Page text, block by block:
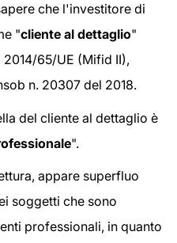
che l'investitore di
"cliente al dettaglio"
65/UE (Mifid II),
n. 20307 del 2018.
del cliente al dettaglio è
".
appare superfluo
soggetti che sono
professionali, in quanto